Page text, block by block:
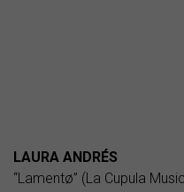
LAURA ANDRÉS
“Lamentø” (La Cupula